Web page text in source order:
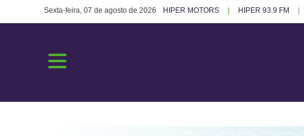
Sexta-feira, 07 de agosto de 2026 HIPER MOTORS HIPER 93.9 FM